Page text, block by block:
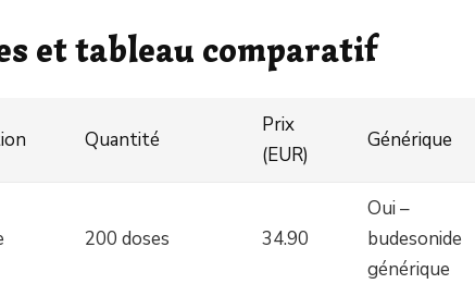
et tableau comparatif
Quantité
Prix
(EUR)
Générique
200 doses 34.90
Oui –
budesonide
générique